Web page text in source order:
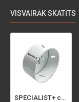
VISVAIRĀK SKATĪTS
SPECIALIST+ caurumu zāģis BI-METAL, 92 mm